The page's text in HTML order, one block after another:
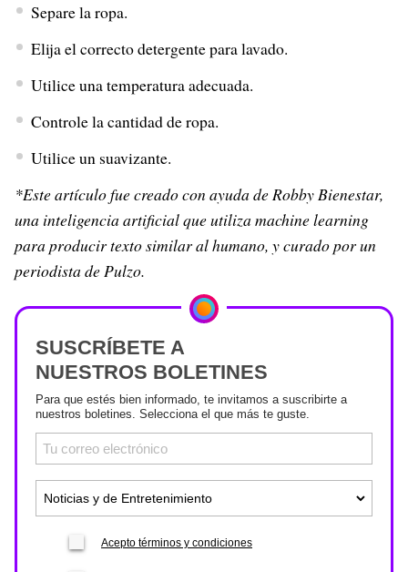
Separe la ropa.
Elija el correcto detergente para lavado.
Utilice una temperatura adecuada.
Controle la cantidad de ropa.
Utilice un suavizante.
*Este artículo fue creado con ayuda de Robby Bienestar,
una inteligencia artificial que utiliza machine learning
para producir texto similar al humano, y curado por un
periodista de Pulzo.
SUSCRÍBETE A
NUESTROS BOLETINES
Para que estés bien informado, te invitamos a suscribirte a
nuestros boletines. Selecciona el que más te guste.
Acepto términos y condiciones